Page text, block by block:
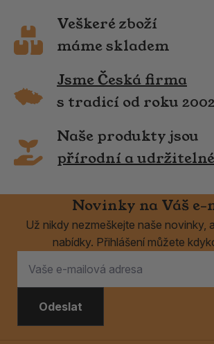
Veškeré zboží
máme skladem
Jsme Česká firma
s tradicí od roku
Naše produkty jsou
přírodní a udržitelné
Novinky na Váš e-
Už nikdy nezmeškejte naše novinky,
nabídky. Přihlášení můžete
Odeslat